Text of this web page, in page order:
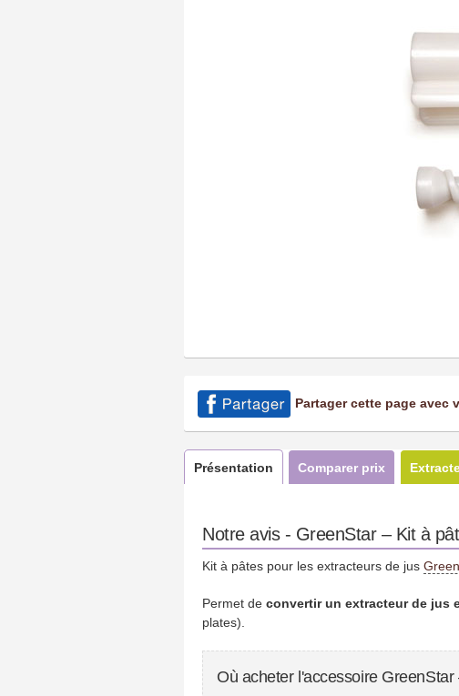
Partager cette page avec
Présentation Comparer prix
Notre avis - GreenStar – Kit à
Kit à pâtes pour les extracteurs de jus
Permet de convertir un extracteur de jus
plates).
Où acheter l'accessoire GreenStar